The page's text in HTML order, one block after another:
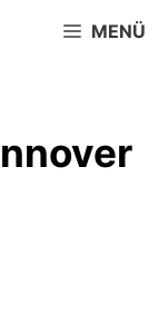
MENÜ